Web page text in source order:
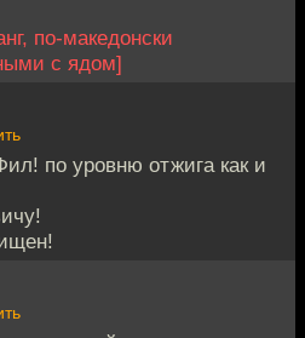
по-македонски
с ядом]
по уровню отжига как и